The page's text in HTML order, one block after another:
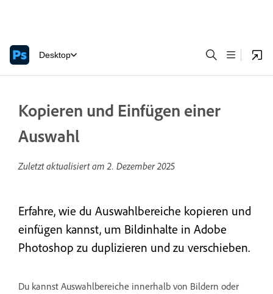
Desktop
Kopieren und Einfügen einer
Auswahl
Zuletzt aktualisiert am2. Dezember 2025
Erfahre, wie du Auswahlbereiche kopieren und
einfügen kannst, um Bildinhalte in Adobe
Photoshop zu duplizieren und zu verschieben.
Du kannst Auswahlbereiche innerhalb von Bildern oder